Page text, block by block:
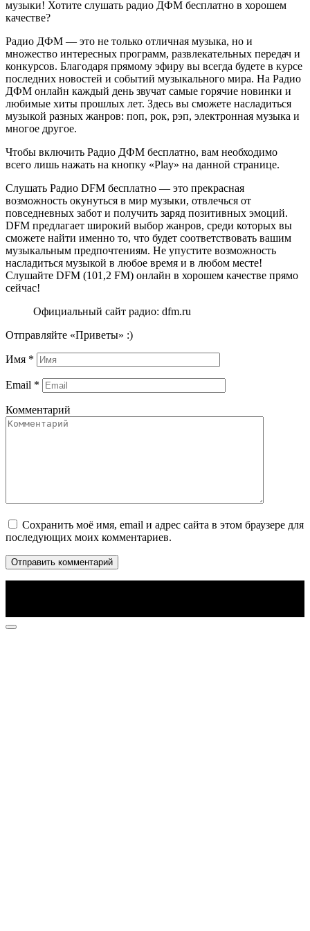
музыки! Хотите слушать радио ДФМ бесплатно в хорошем
качестве?
Радио ДФМ — это не только отличная музыка, но и
множество интересных программ, развлекательных передач и
конкурсов. Благодаря прямому эфиру вы всегда будете в курсе
последних новостей и событий музыкального мира. На Радио
ДФМ онлайн каждый день звучат самые горячие новинки и
любимые хиты прошлых лет. Здесь вы сможете насладиться
музыкой разных жанров: поп, рок, рэп, электронная музыка и
многое другое.
Чтобы включить Радио ДФМ бесплатно, вам необходимо
всего лишь нажать на кнопку «Play» на данной странице.
Слушать Радио DFM бесплатно — это прекрасная
возможность окунуться в мир музыки, отвлечься от
повседневных забот и получить заряд позитивных эмоций.
DFM предлагает широкий выбор жанров, среди которых вы
сможете найти именно то, что будет соответствовать вашим
музыкальным предпочтениям. Не упустите возможность
насладиться музыкой в любое время и в любом месте!
Слушайте DFM (101,2 FM) онлайн в хорошем качестве прямо
сейчас!
Официальный сайт радио: dfm.ru
Отправляйте «Приветы» :)
Имя *
Email *
Комментарий
Сохранить моё имя, email и адрес сайта в этом браузере для
последующих моих комментариев.